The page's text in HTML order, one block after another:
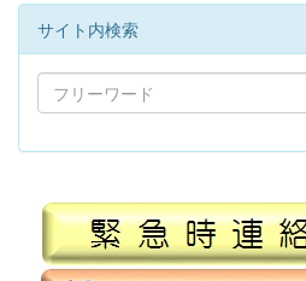
サイト内検索